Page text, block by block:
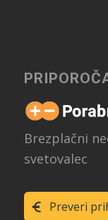
Brezplačni
svetovalec
Preveri